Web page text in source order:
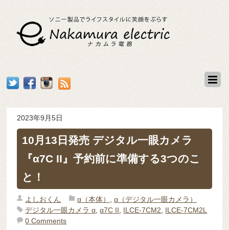
2023年9月5日
10月13日発売 デジタル一眼カメラ
『α7C II』予約前に準備する3つのこ
と！
よしおくん α（本体）
α（デジタル一眼カメラ）
デジタル一眼カメラ α ,α7C II ILCE-7CM2
ILCE-7CM2L
0 Comments